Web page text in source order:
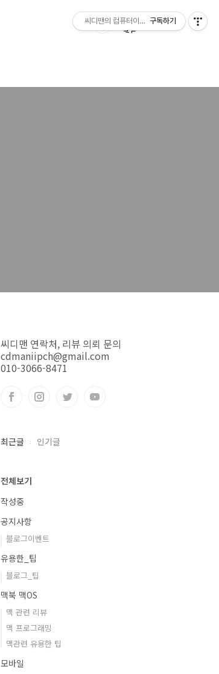
씨디맨 연락처, 리뷰 의뢰 문의
cdmaniipch@gmail.com
010-3066-8471
최근글 인기글
전체보기
작성중
공지사항
블로그이벤트
유용한_팁
블로그_팁
맥북 맥OS
맥 관련 리뷰
맥 프로그래밍
맥관련 유용한 팁
모바일
씨디맨의 컴퓨터이야기구독하기